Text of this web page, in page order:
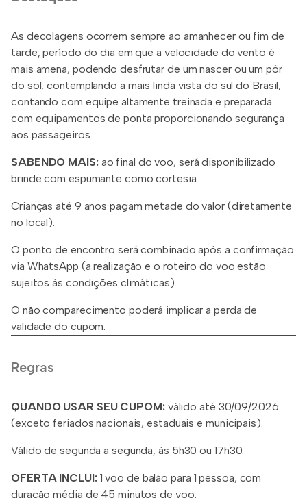
As decolagens ocorrem sempre ao amanhecer ou fim de
tarde, período do dia em que a velocidade do vento é
mais amena, podendo desfrutar de um nascer ou um pôr
do sol, contemplando a mais linda vista do sul do Brasil,
contando com equipe altamente treinada e preparada
com equipamentos de ponta proporcionando segurança
aos passageiros.
SABENDO MAIS:ao final do voo, será disponibilizado
brinde com espumante como cortesia.
Crianças até 9 anos pagam metade do valor (diretamente
no local).
O ponto de encontro será combinado após a confirmação
via WhatsApp (a realização e o roteiro do voo estão
sujeitos às condições climáticas).
O não comparecimento poderá implicar a perda de
validade do cupom.
Regras
QUANDO USAR SEU CUPOM:válido até 30/09/2026
(exceto feriados nacionais, estaduais e municipais).
Válido de segunda a segunda, às 5h30 ou 17h30.
OFERTA INCLUI:1 voo de balão para 1 pessoa, com
duração média de 45 minutos de voo.